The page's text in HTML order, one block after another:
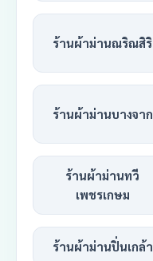
ร้านผ้าม่านณริณสิริ
ร้านผ้าม่านบางจาก
ร้านผ้าม่านทวี
เพชรเกษม
ร้านผ้าม่านปิ่นเกล้า